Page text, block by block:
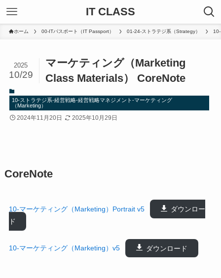
IT CLASS
ホーム 00-ITパスポート（IT Passport） 01-24-ストラテジ系（Strategy）
マーケティング（Marketing
Class Materials） CoreNote
2025
10/29
10-ストラテジ系-経営戦略-経営戦略マネジメント-マーケティング
（Marketing）
2024年11月20日 2025年10月29日
CoreNote
10-マーケティング（Marketing）Portrait v5
ダウンロー
ド
10-マーケティング（Marketing）v5 ダウンロード